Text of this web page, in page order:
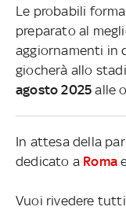
Le probabili
preparato al
aggiornamenti in
giocherà allo
agosto 2025 alle
In attesa della
dedicato a Roma
Vuoi rivedere